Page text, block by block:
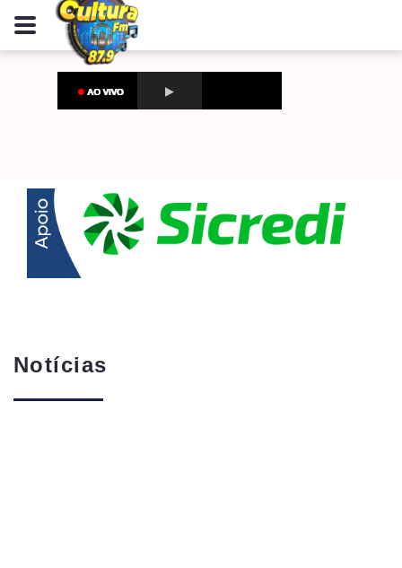
Notícias